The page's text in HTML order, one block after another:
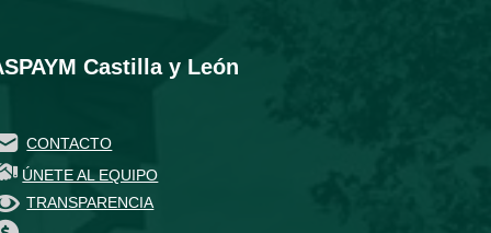
Castilla y León
CONTACTO
ÚNETE AL EQUIPO
TRANSPARENCIA